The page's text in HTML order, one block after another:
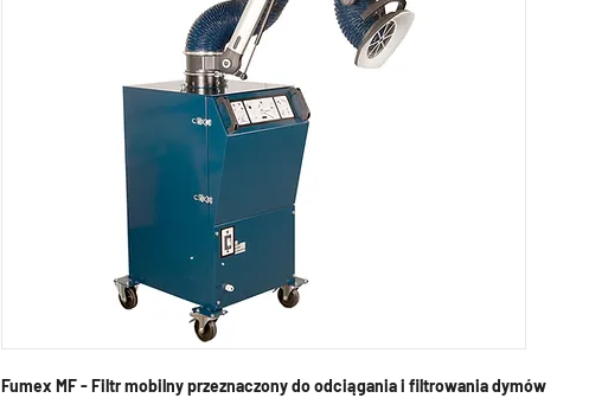
Fumex MF - Filtr mobilny przeznaczony do odciągania i filtrowania dymów